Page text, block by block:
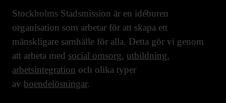
Stockholms Stadsmission är en idéburen
organisation som arbetar för att skapa ett
mänskligare samhälle för alla. Detta gör vi genom
att arbeta med social omsorg, utbildning,
arbetsintegration och olika typer
av boendelösningar.